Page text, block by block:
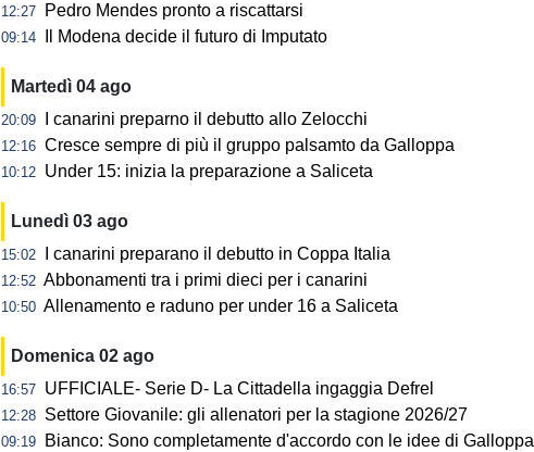
12:27 Pedro Mendes pronto a riscattarsi
09:14 Il Modena decide il futuro di Imputato
Martedì 04 ago
20:09 I canarini preparno il debutto allo Zelocchi
12:16 Cresce sempre di più il gruppo palsamto da Galloppa
10:12 Under 15: inizia la preparazione a Saliceta
Lunedì 03 ago
15:02 I canarini preparano il debutto in Coppa Italia
12:52 Abbonamenti tra i primi dieci per i canarini
10:50 Allenamento e raduno per under 16 a Saliceta
Domenica 02 ago
16:57 UFFICIALE- Serie D- La Cittadella ingaggia Defrel
12:28 Settore Giovanile: gli allenatori per la stagione 2026/27
09:19 Bianco: Sono completamente d'accordo con le idee di Galloppa